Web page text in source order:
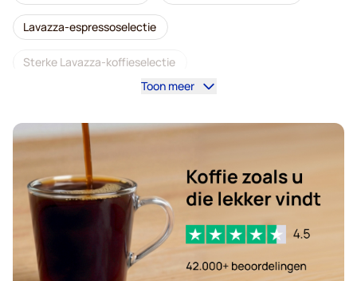
Lavazza-espressoselectie
Sterke Lavazza-koffieselectie
Lavazza gemalen koffie
Lavazza capsules voor Lavazza A Modo Mio
Toon meer